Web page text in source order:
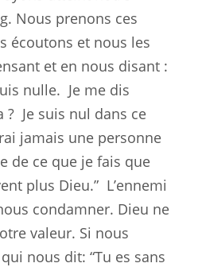
Nous prenons ces
écoutons et nous les
et en nous disant :
nulle. Je me dis
? Je suis nul dans ce
jamais une personne
de ce que je fais que
plus Dieu.” L’ennemi
condamner. Dieu ne
valeur. Si nous
nous dit: “Tu es sans